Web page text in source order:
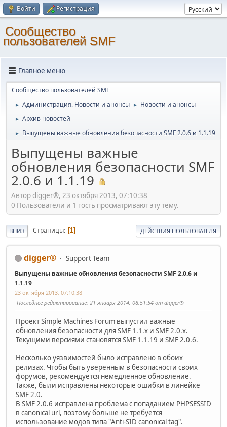
Войти Регистрация
Cообщество
пользователей SMF
Главное меню
Cообщество пользователей SMF
► Администрация. Новости и анонсы ► Новости и анонсы
► Архив новостей
► Выпущены важные обновления безопасности SMF 2.0.6 и 1.1.19
Выпущены важные
обновления безопасности SMF
2.0.6 и 1.1.19
Автор digger®, 23 октября 2013, 07:10:38
0 Пользователи и 1 гость просматривают эту тему.
ВНИЗ Страницы 1 ДЕЙСТВИЯ ПОЛЬЗОВАТЕЛЯ
digger® Support Team
Выпущены важные обновления безопасности SMF 2.0.6 и
1.1.19
23 октября 2013, 07:10:38
Последнее редактирование: 21 января 2014, 08:51:54 от digger®
Проект Simple Machines Forum выпустил важные
обновления безопасности для SMF 1.1.x и SMF 2.0.x.
Текущими версиями становятся SMF 1.1.19 и SMF 2.0.6.
Несколько уязвимостей было исправлено в обоих
релизах. Чтобы быть уверенным в безопасности своих
форумов, рекомендуется немедленное обновление.
Также, были исправлены некоторые ошибки в линейке
SMF 2.0.
В SMF 2.0.6 исправлена проблема с попаданием PHPSESSID
в canonical url, поэтому больше не требуется
использование модов типа "Anti-SID canonical tag".